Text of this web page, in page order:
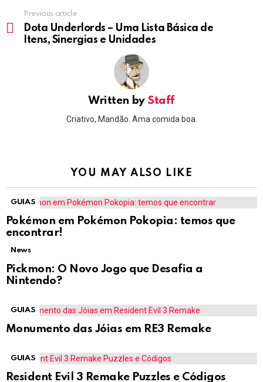
more
Previous article
Dota Underlords – Uma Lista Básica de
Itens, Sinergias e Unidades
Written by Staff
Criativo, Mandão. Ama comida boa.
YOU MAY ALSO LIKE
GUIAS
Pokémon em Pokémon Pokopia: temos que
encontrar!
News
Pickmon: O Novo Jogo que Desafia a
Nintendo?
GUIAS
Monumento das Jóias em RE3 Remake
GUIAS
Resident Evil 3 Remake Puzzles e Códigos